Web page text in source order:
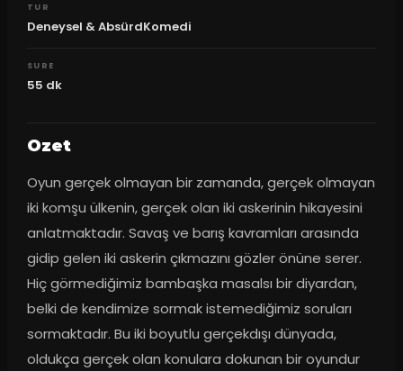
TUR
Deneysel & AbsürdKomedi
SURE
55 dk
Ozet
Oyun gerçek olmayan bir zamanda, gerçek olmayan
iki komşu ülkenin, gerçek olan iki askerinin hikayesini
anlatmaktadır. Savaş ve barış kavramları arasında
gidip gelen iki askerin çıkmazını gözler önüne serer.
Hiç görmediğimiz bambaşka masalsı bir diyardan,
belki de kendimize sormak istemediğimiz soruları
sormaktadır. Bu iki boyutlu gerçekdışı dünyada,
oldukça gerçek olan konulara dokunan bir oyundur